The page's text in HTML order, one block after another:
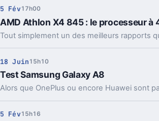
5 Fév17h00
AMD Athlon X4 845 : le processeur à
18 Juin 15h10
Test Samsung Galaxy A8
5 Fév15h16